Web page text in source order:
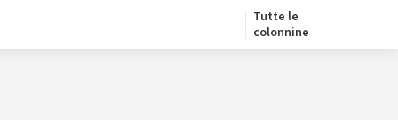
Tutte le
colonnine